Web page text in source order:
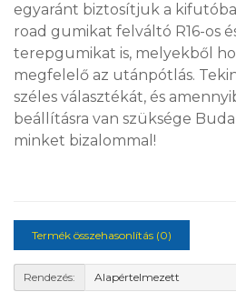
egyaránt biztosítjuk a
road gumikat felváltó R16-os
terepgumikat is, melyekből
megfelelő az utánpótlás.
széles választékát, és
beállításra van szüksége
minket bizalommal!
Termék összehasonlítás (0)
Rendezés: